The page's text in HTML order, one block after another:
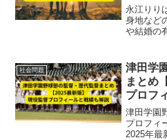
新】
永江りり
身地など
や結婚の
丁寧にま
社会問題
津田学
まとめ
プロフ
津田学園
プロフィ
2025年最